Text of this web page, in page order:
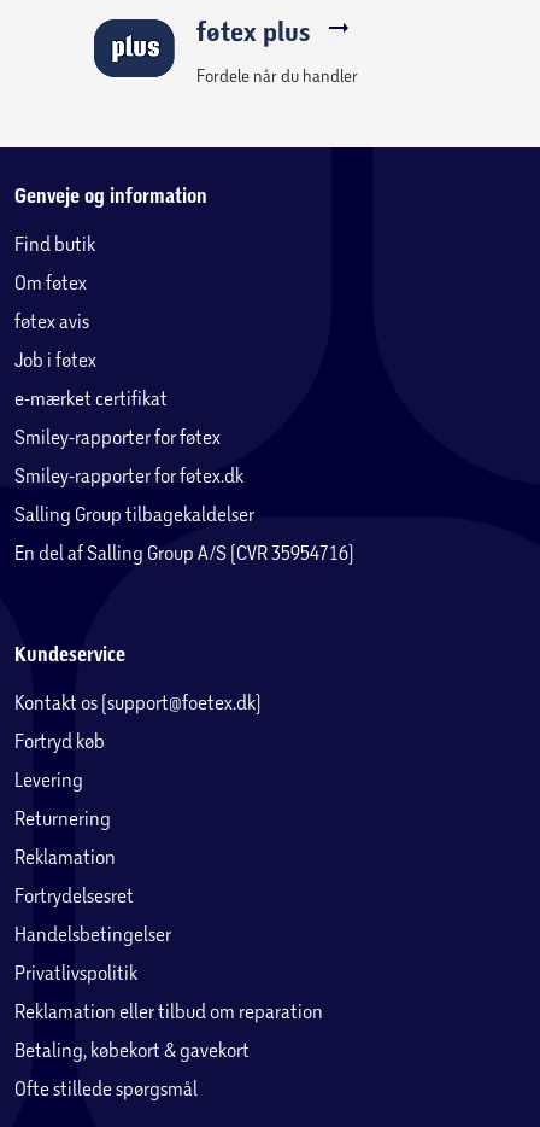
– Gratis adgang til alle Apple Watch-funktioner
– Nem påføring
føtex plus
Fordele når du handler
Genveje og information
Find butik
Om føtex
føtex avis
Job i føtex
e-mærket certifikat
Smiley-rapporter for føtex
Smiley-rapporter for føtex.dk
Salling Group tilbagekaldelser
En del af Salling Group A/S (CVR 35954716)
Kundeservice
Kontakt os (support@foetex.dk)
Fortryd køb
Levering
Returnering
Reklamation
Fortrydelsesret
Handelsbetingelser
Privatlivspolitik
Reklamation eller tilbud om reparation
Betaling, købekort & gavekort
Ofte stillede spørgsmål